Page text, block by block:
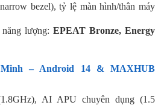
bezel), tỷ lệ màn hình/thân máy
lượng: EPEAT Bronze, Energy
– Android 14 & MAXHUB
AI APU chuyên dụng (1.5